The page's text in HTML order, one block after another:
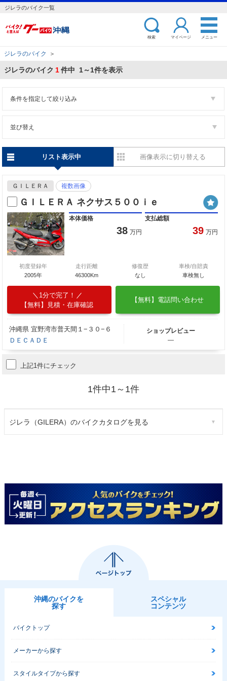
ジレラのバイク一覧
検索 マイページ メニュー
ジレラのバイク ＞
ジレラのバイク 1件中 1～1件を表示
条件を指定して絞り込み
並び替え
リスト表示中 画像表示に切り替える
ＧＩＬＥＲＡ 複数画像
ＧＩＬＥＲＡ ネクサス５００ｉｅ
本体価格
38 万円
支払総額
39 万円
初度登録年
2005年
走行距離
46300Km
修復歴
なし
車検/自賠責
車検無し
1分で完了！
【無料】見積・在庫確認
【無料】電話問い合わせ
沖縄県 宜野湾市普天間１−３０−６
ＤＥＣＡＤＥ
ショップレビュー
―
上記1件にチェック
1件中1～1件
ジレラ（GILERA）のバイクカタログを見る
沖縄のバイクを
探す
スペシャル
コンテンツ
バイクトップ
メーカーから探す
スタイルタイプから探す